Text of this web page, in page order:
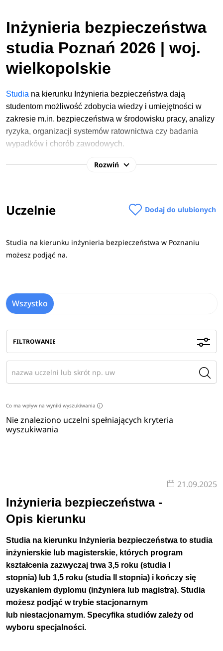
Inżynieria bezpieczeństwa
studia Poznań 2026 | woj.
wielkopolskie
Studia na kierunku Inżynieria bezpieczeństwa dają
studentom możliwość zdobycia wiedzy i umiejętności w
zakresie m.in. bezpieczeństwa w środowisku pracy, analizy
ryzyka, organizacji systemów ratownictwa czy badania
wypadków i chorób zawodowych.
W procesie rekrutacji na studia 2026/2027 na
polski, matematyka, informatyka, język
Studia w Poznaniu
biurach projektowych i doradczych czy firmach
wdrożeniowych.
Rozwiń
Uczelnie Dodaj do ulubionych
Studia na kierunku inżynieria bezpieczeństwa w Poznaniu
możesz podjąć na.
Wszystko
FILTROWANIE
Co ma wpływ na wyniki wyszukiwania i
Nie znaleziono uczelni spełniających kryteria
wyszukiwania
21.09.2025
Inżynieria bezpieczeństwa -
Opis kierunku
Studia na kierunku Inżynieria bezpieczeństwa to studia
inżynierskie lub magisterskie, których program
kształcenia zazwyczaj trwa 3,5 roku (studia I
stopnia) lub 1,5 roku (studia II stopnia) i kończy się
uzyskaniem dyplomu (inżyniera lub magistra). Studia
możesz podjąć w trybie stacjonarnym
lub niestacjonarnym. Specyfika studiów zależy od
wyboru specjalności.